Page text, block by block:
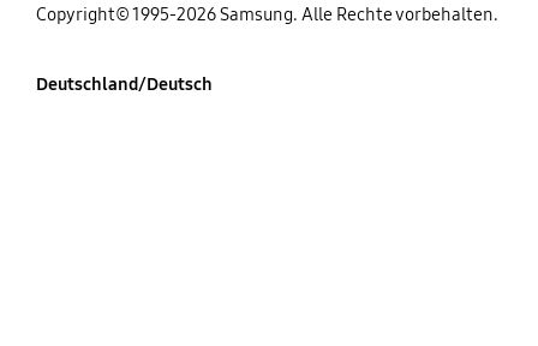
Copyright© 1995-2026 Samsung. Alle Rechte vorbehalten.
Deutschland/Deutsch